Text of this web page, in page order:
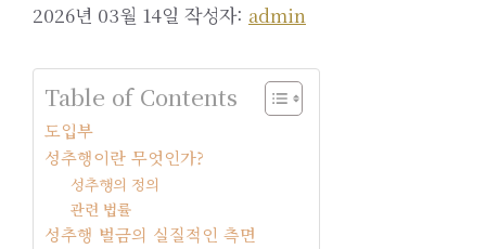
2026년 03월 14일 작성자: admin
Table of Contents
도입부
성추행이란 무엇인가?
성추행의 정의
관련 법률
성추행 벌금의 실질적인 측면